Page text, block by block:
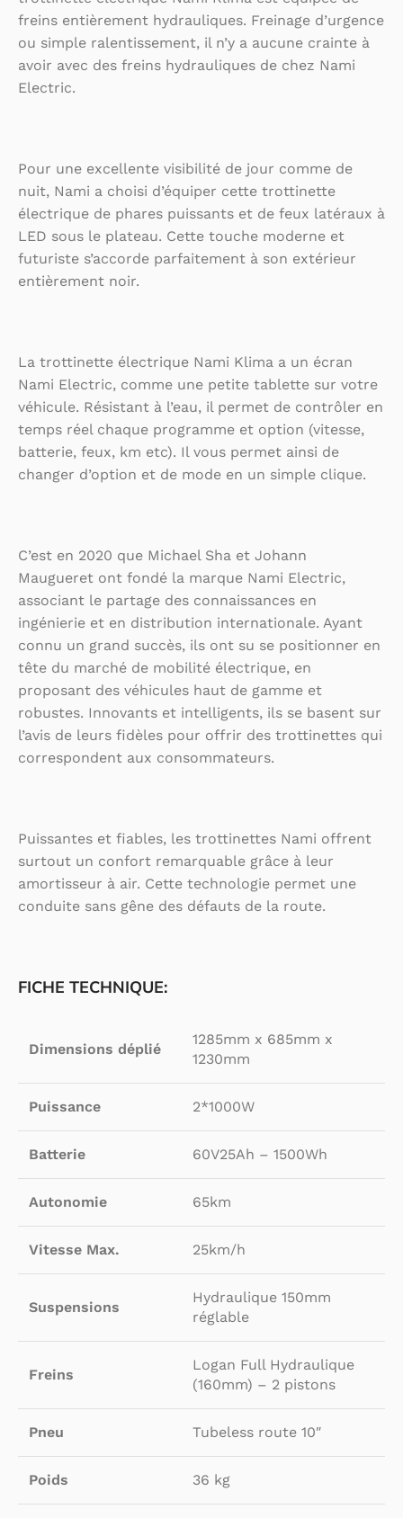
freins entièrement hydrauliques. Freinage d’urgence
ou simple ralentissement, il n’y a aucune crainte à
avoir avec des freins hydrauliques de chez Nami
Electric.
Pour une excellente visibilité de jour comme de
nuit, Nami a choisi d’équiper cette trottinette
électrique de phares puissants et de feux latéraux à
LED sous le plateau. Cette touche moderne et
futuriste s’accorde parfaitement à son extérieur
entièrement noir.
La trottinette électrique Nami Klima a un écran
Nami Electric, comme une petite tablette sur votre
véhicule. Résistant à l’eau, il permet de contrôler en
temps réel chaque programme et option (vitesse,
batterie, feux, km etc). Il vous permet ainsi de
changer d’option et de mode en un simple clique.
C’est en 2020 que Michael Sha et Johann
Maugueret ont fondé la marque Nami Electric,
associant le partage des connaissances en
ingénierie et en distribution internationale. Ayant
connu un grand succès, ils ont su se positionner en
tête du marché de mobilité électrique, en
proposant des véhicules haut de gamme et
robustes. Innovants et intelligents, ils se basent sur
l’avis de leurs fidèles pour offrir des trottinettes qui
correspondent aux consommateurs.
Puissantes et fiables, les trottinettes Nami offrent
surtout un confort remarquable grâce à leur
amortisseur à air. Cette technologie permet une
conduite sans gêne des défauts de la route.
FICHE TECHNIQUE:
Dimensions déplié
1285mm x 685mm x
1230mm
Puissance 2*1000W
Batterie 60V25Ah – 1500Wh
Autonomie 65km
Vitesse Max. 25km/h
Suspensions
Hydraulique 150mm
réglable
Freins
Logan Full Hydraulique
(160mm) – 2 pistons
Pneu Tubeless route 10″
Poids 36 kg